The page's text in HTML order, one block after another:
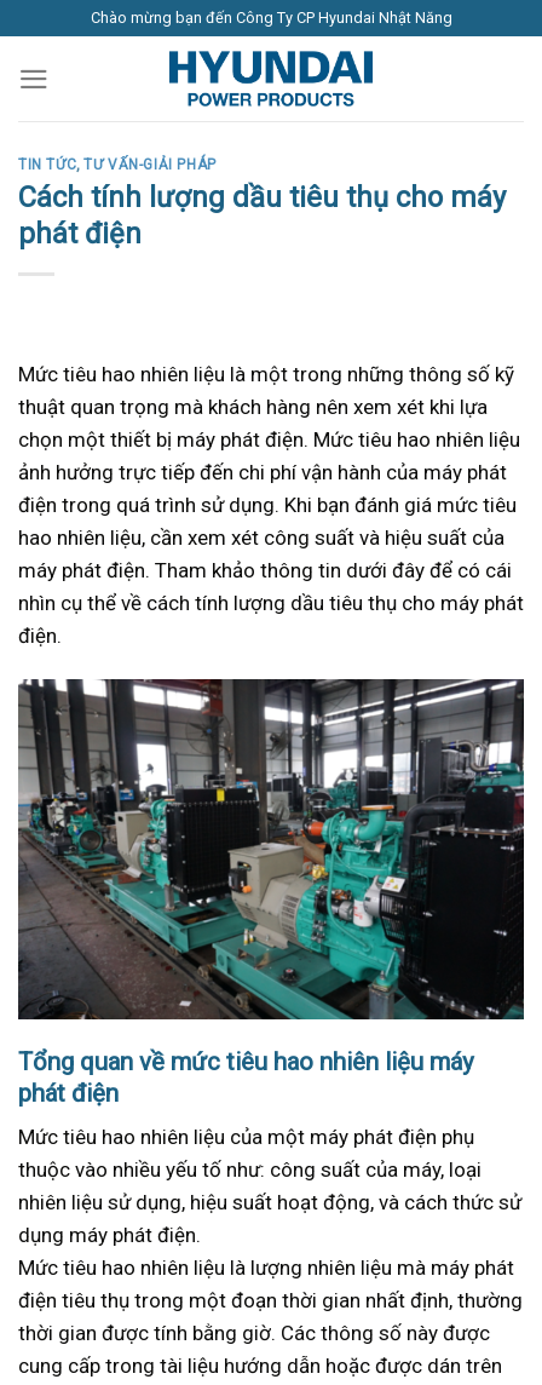
content
Chào mừng bạn đến Công Ty CP Hyundai Nhật Năng
TIN TỨC,TƯ VẤN-GIẢI PHÁP
Cách tính lượng dầu tiêu thụ cho máy
phát điện
Mức tiêu hao nhiên liệu là một trong những thông số kỹ
thuật quan trọng mà khách hàng nên xem xét khi lựa
chọn một thiết bị máy phát điện. Mức tiêu hao nhiên liệu
ảnh hưởng trực tiếp đến chi phí vận hành của máy phát
điện trong quá trình sử dụng. Khi bạn đánh giá mức tiêu
hao nhiên liệu, cần xem xét công suất và hiệu suất của
máy phát điện. Tham khảo thông tin dưới đây để có cái
nhìn cụ thể về cách tính lượng dầu tiêu thụ cho máy phát
điện.
Tổng quan về mức tiêu hao nhiên liệu máy
phát điện
Mức tiêu hao nhiên liệu của một máy phát điện phụ
thuộc vào nhiều yếu tố như: công suất của máy, loại
nhiên liệu sử dụng, hiệu suất hoạt động, và cách thức sử
dụng máy phát điện.
Mức tiêu hao nhiên liệu là lượng nhiên liệu mà máy phát
điện tiêu thụ trong một đoạn thời gian nhất định, thường
thời gian được tính bằng giờ. Các thông số này được
cung cấp trong tài liệu hướng dẫn hoặc được dán trên